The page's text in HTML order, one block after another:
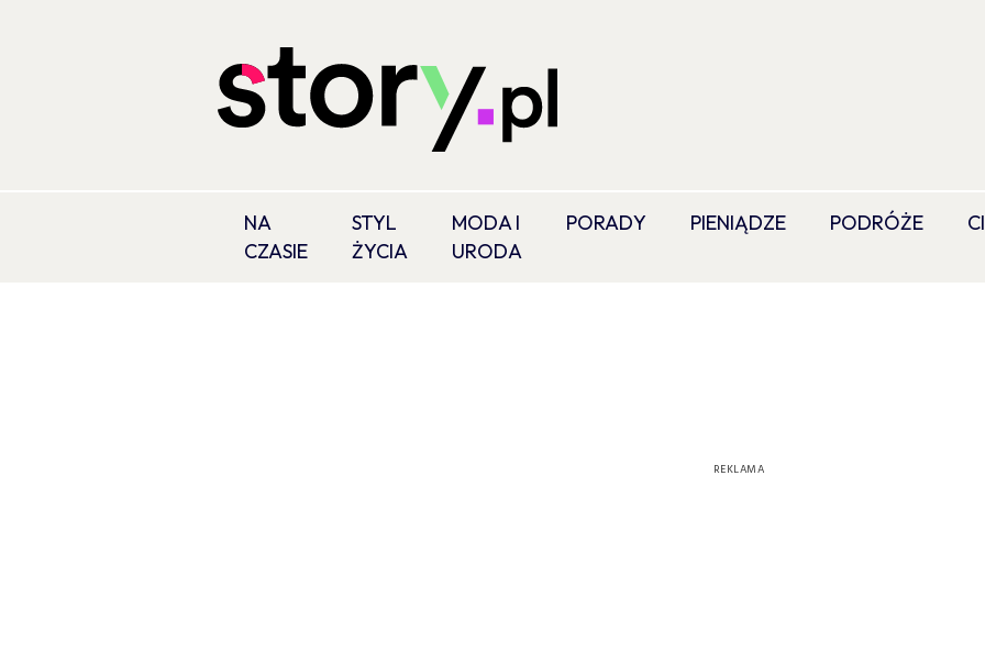
NA
CZASIE
STYL
ŻYCIA
MODA I
URODA
PORADY PIENIĄDZE PODRÓŻE